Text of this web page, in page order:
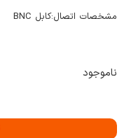
مشخصات اتصال:کابل BNC
ناموجود